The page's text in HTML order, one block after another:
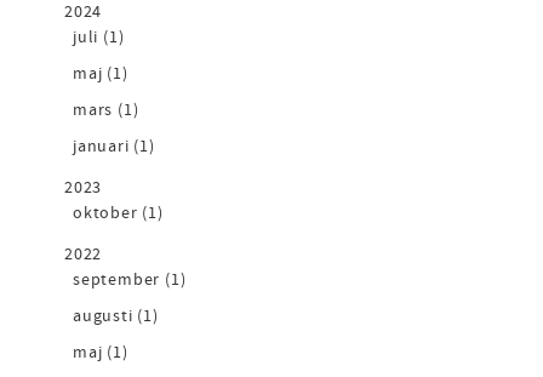
2024
juli (1)
maj (1)
mars (1)
januari (1)
2023
oktober (1)
2022
september (1)
augusti (1)
maj (1)